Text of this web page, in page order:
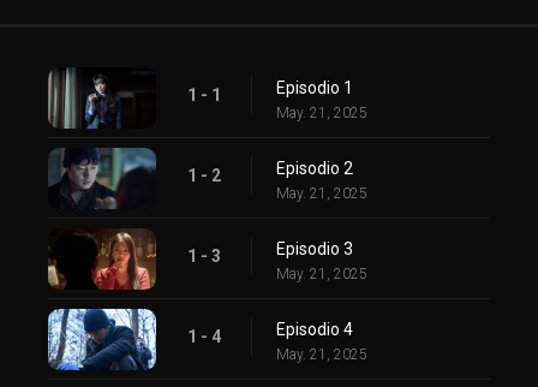
1 - 1 Episodio 1
May. 21, 2025
1 - 2 Episodio 2
May. 21, 2025
1 - 3 Episodio 3
May. 21, 2025
1 - 4 Episodio 4
May. 21, 2025